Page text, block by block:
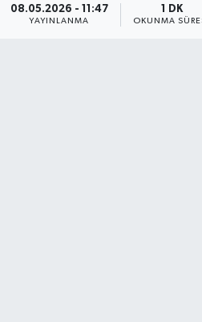
08.05.2026 - 11:47
YAYINLANMA
1 DK
OKUNMA